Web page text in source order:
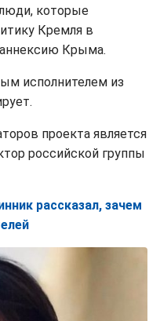
которые
Кремля в
Крыма.
исполнителем из
проекта является
российской группы
рассказал, зачем